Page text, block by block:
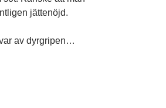
jättenöjd.
av dyrgripen…